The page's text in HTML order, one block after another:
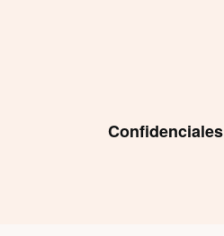
Confidenciales